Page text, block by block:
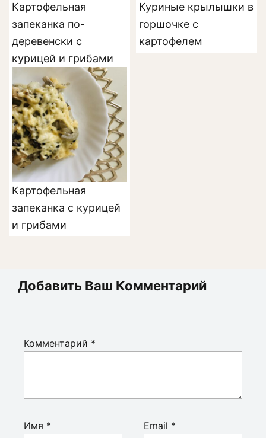
Картофельная
запеканка по-
деревенски с
курицей и грибами
Куриные крылышки в
горшочке с
картофелем
Картофельная
запеканка с курицей
и грибами
Добавить Ваш Комментарий
Комментарий *
Имя * Email *